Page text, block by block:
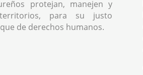
protejan, manejen y
para su justo
de derechos humanos.